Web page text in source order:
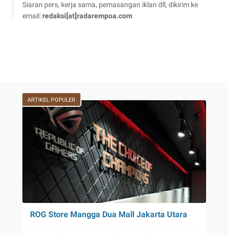
Siaran pers, kerja sama, pemasangan iklan dll, dikirim ke
email:redaksi[at]radarempoa.com
ARTIKEL POPULER
ROG Store Mangga Dua Mall Jakarta Utara